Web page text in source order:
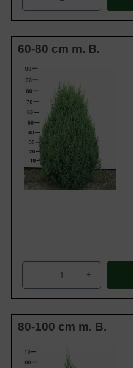
60-80 cm m. B.
- +
80-100 cm m. B.